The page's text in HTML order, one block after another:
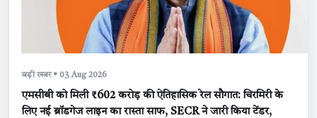
बड़ी खबर • 03 Aug 2026
एमसीबी को मिली ₹602 करोड़ की ऐतिहासिक रेल सौगात: चिरमिरी के
लिए नई ब्रॉडगेज लाइन का रास्ता साफ, SECR ने जारी किया टेंडर,